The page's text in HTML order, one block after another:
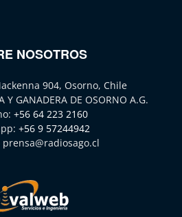
NOSOTROS
904, Osorno, Chile
Y GANADERA DE OSORNO A.G.
+56 64 223 2160
+56 9 57244942
prensa@radiosago.cl